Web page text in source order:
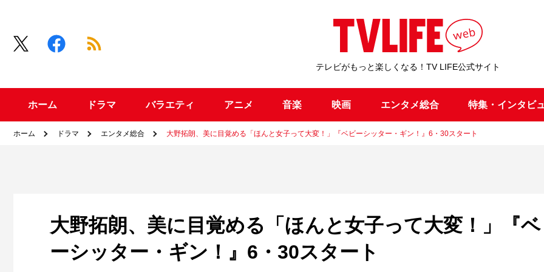
テレビがもっと楽しくなる！TV LIFE公式サイト
ホーム ドラマ バラエティ アニメ 音楽 映画 エンタメ総合 特集・インタビ
ホーム ドラマ エンタメ総合 大野拓朗、美に目覚める「ほんと女子って大変！」『ベビーシッター・ギン！』6・30スタート
大野拓朗、美に目覚める「ほんと女子って大変！」『
ーシッター・ギン！』6・30スタート